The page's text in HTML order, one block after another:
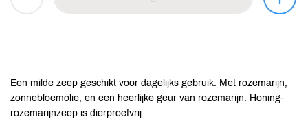
Een milde zeep geschikt voor dagelijks gebruik. Met rozemarijn,
zonnebloemolie, en een heerlijke geur van rozemarijn. Honing-
rozemarijnzeep is dierproefvrij.